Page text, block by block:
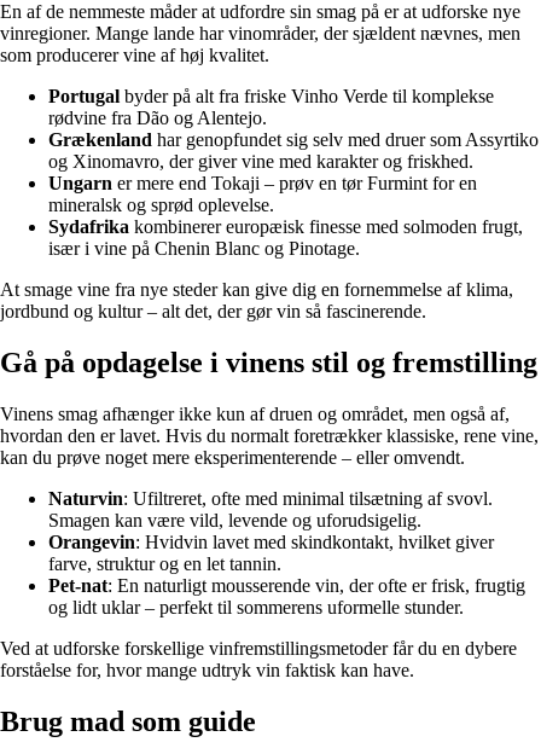
En af de nemmeste måder at udfordre sin smag på er at udforske nye
vinregioner. Mange lande har vinområder, der sjældent nævnes, men
som producerer vine af høj kvalitet.
Portugal byder på alt fra friske Vinho Verde til komplekse
rødvine fra Dão og Alentejo.
Grækenland har genopfundet sig selv med druer som Assyrtiko
og Xinomavro, der giver vine med karakter og friskhed.
Ungarn er mere end Tokaji – prøv en tør Furmint for en
mineralsk og sprød oplevelse.
Sydafrika kombinerer europæisk finesse med solmoden frugt,
især i vine på Chenin Blanc og Pinotage.
At smage vine fra nye steder kan give dig en fornemmelse af klima,
jordbund og kultur – alt det, der gør vin så fascinerende.
Gå på opdagelse i vinens stil og fremstilling
Vinens smag afhænger ikke kun af druen og området, men også af,
hvordan den er lavet. Hvis du normalt foretrækker klassiske, rene vine,
kan du prøve noget mere eksperimenterende – eller omvendt.
Naturvin: Ufiltreret, ofte med minimal tilsætning af svovl.
Smagen kan være vild, levende og uforudsigelig.
Orangevin: Hvidvin lavet med skindkontakt, hvilket giver
farve, struktur og en let tannin.
Pet-nat: En naturligt mousserende vin, der ofte er frisk, frugtig
og lidt uklar – perfekt til sommerens uformelle stunder.
Ved at udforske forskellige vinfremstillingsmetoder får du en dybere
forståelse for, hvor mange udtryk vin faktisk kan have.
Brug mad som guide